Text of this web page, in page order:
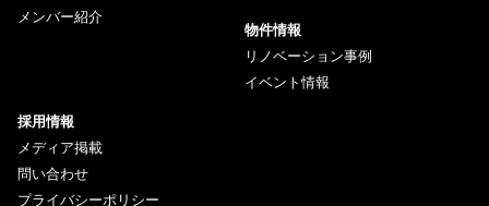
メンバー紹介
物件情報
リノベーション事例
イベント情報
採用情報
メディア掲載
問い合わせ
プライバシーポリシー